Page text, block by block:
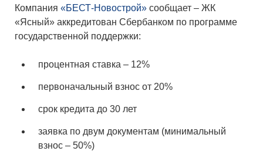
Компания «БЕСТ-Новострой» сообщает – ЖК
«Ясный» аккредитован Сбербанком по программе
государственной поддержки:
процентная ставка – 12%
первоначальный взнос от 20%
срок кредита до 30 лет
заявка по двум документам (минимальный
взнос – 50%)